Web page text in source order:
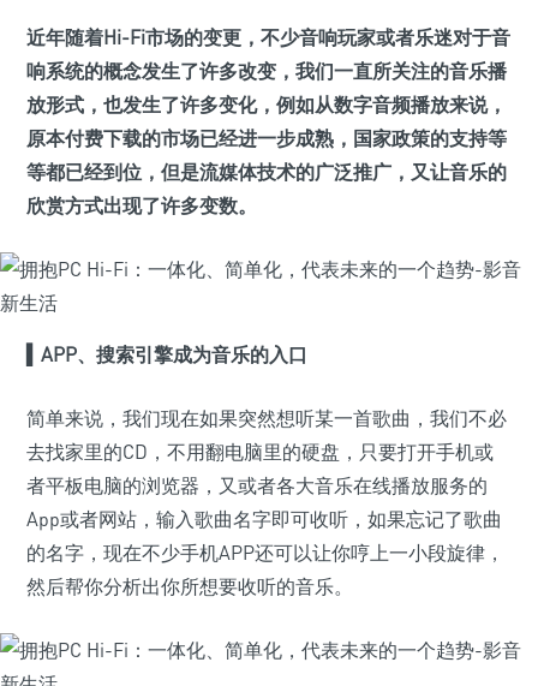
近年随着Hi-Fi市场的变更，不少音响玩家或者乐迷对于音
响系统的概念发生了许多改变，我们一直所关注的音乐播
放形式，也发生了许多变化，例如从数字音频播放来说，
原本付费下载的市场已经进一步成熟，国家政策的支持等
等都已经到位，但是流媒体技术的广泛推广，又让音乐的
欣赏方式出现了许多变数。
▍APP、搜索引擎成为音乐的入口
简单来说，我们现在如果突然想听某一首歌曲，我们不必
去找家里的CD，不用翻电脑里的硬盘，只要打开手机或
者平板电脑的浏览器，又或者各大音乐在线播放服务的
App或者网站，输入歌曲名字即可收听，如果忘记了歌曲
的名字，现在不少手机APP还可以让你哼上一小段旋律，
然后帮你分析出你所想要收听的音乐。